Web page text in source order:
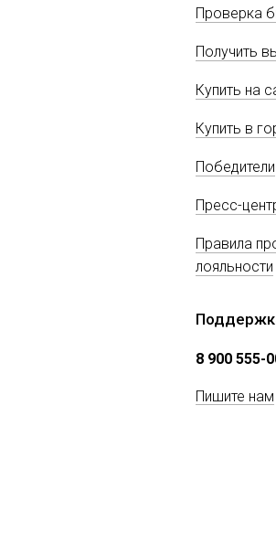
Проверка
Получить
Купить на
Купить в
Победители
Пресс-
Правила
лояльности
8 900 555-
Пишите нам